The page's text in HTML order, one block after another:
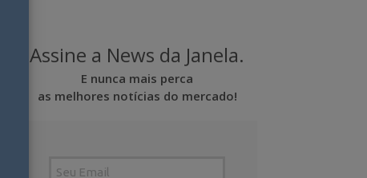
Assine a News da Janela.
E nunca mais perca
as melhores notícias do mercado!